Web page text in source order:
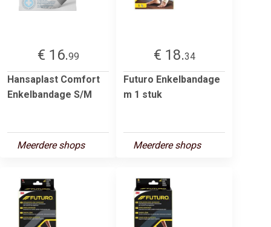
€ 16.99
Hansaplast Comfort
Enkelbandage S/M
Meerdere shops
€ 18.34
Futuro Enkelbandage
m 1 stuk
Meerdere shops